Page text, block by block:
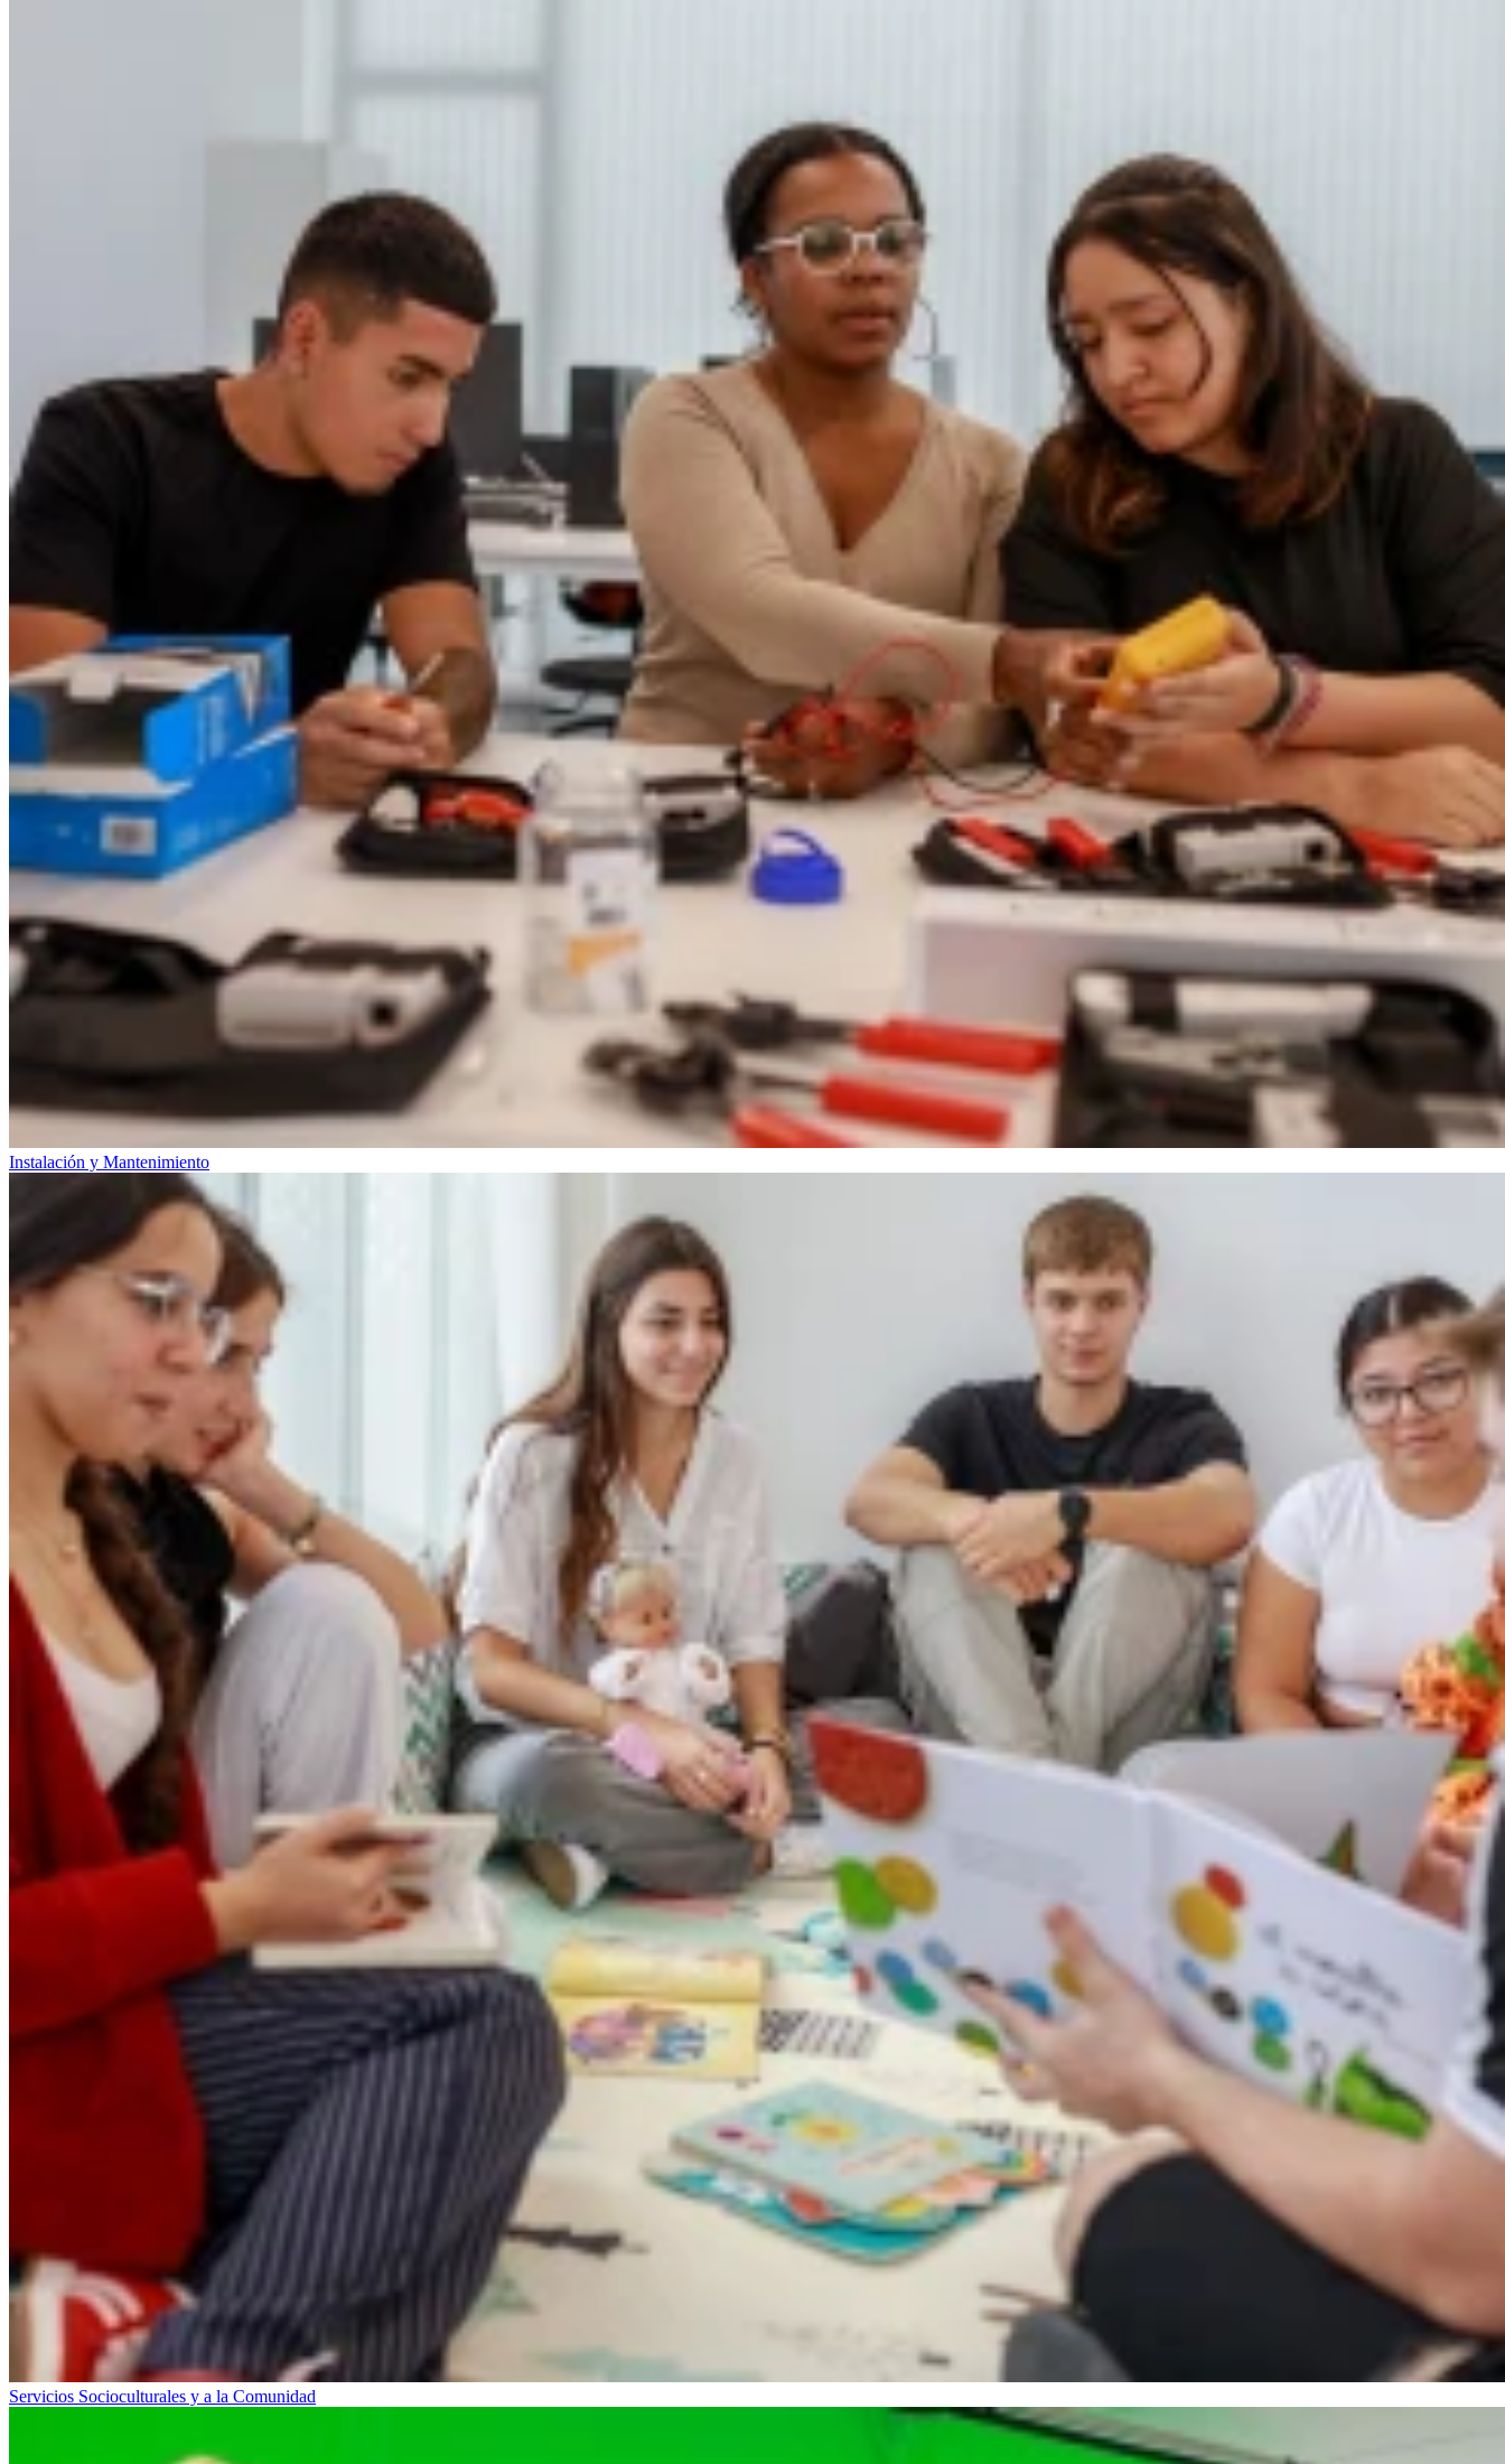
Instalación y Mantenimiento
Servicios Socioculturales y a la Comunidad